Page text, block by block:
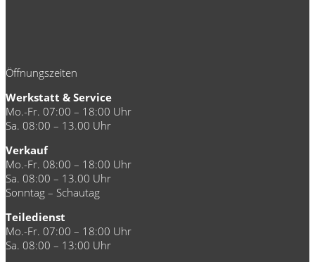
Öffnungszeiten
Werkstatt & Service
Mo.-Fr. 07:00 – 18:00 Uhr
Sa. 08:00 – 13.00 Uhr
Verkauf
Mo.-Fr. 08:00 – 18:00 Uhr
Sa. 08:00 – 13.00 Uhr
Sonntag – Schautag
Teiledienst
Mo.-Fr. 07:00 – 18:00 Uhr
Sa. 08:00 – 13:00 Uhr